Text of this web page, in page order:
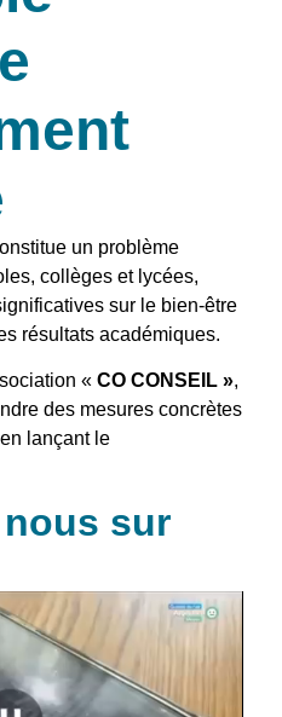
un problème
collèges et lycées,
sur le bien-être
résultats académiques.
«CO CONSEIL »,
des mesures concrètes
lançant le
sur